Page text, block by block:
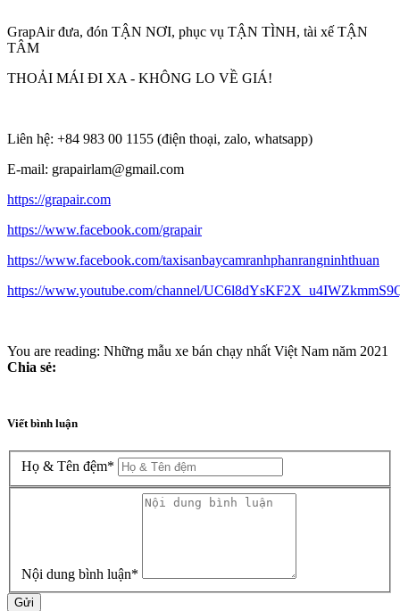
GrapAir đưa, đón TẬN NƠI, phục vụ TẬN TÌNH, tài xế TẬN
TÂM
THOẢI MÁI ĐI XA - KHÔNG LO VỀ GIÁ!
Liên hệ: +84 983 00 1155 (điện thoại, zalo, whatsapp)
E-mail: grapairlam@gmail.com
https://grapair.com
https://www.facebook.com/grapair
https://www.facebook.com/taxisanbaycamranhphanrangninhthuan
https://www.youtube.com/channel/
You are reading: Những mẫu xe bán chạy nhất Việt Nam năm 2021
Chia sẻ:
Viết bình luận
Họ & Tên đệm*
Nội dung bình luận*
Gửi